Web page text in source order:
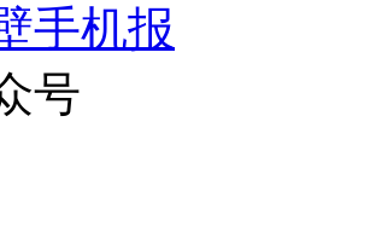
手机报
号